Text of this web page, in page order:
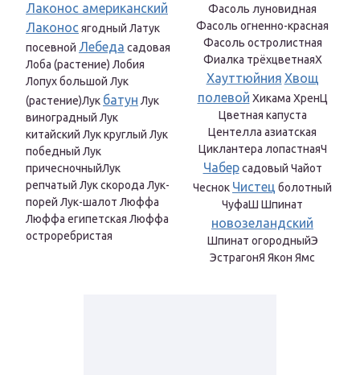
Лаконос американский
Лаконос ягодный Латук
посевной Лебеда садовая
Лоба (растение) Лобия
Лопух большой Лук
(растение)Лук батун Лук
виноградный Лук
китайский Лук круглый Лук
победный Лук
причесночныйЛук
репчатый Лук скорода Лук-
порей Лук-шалот Люффа
Люффа египетская Люффа
остроребристая
Фасоль луновидная
Фасоль огненно-красная
Фасоль остролистная
Фиалка трёхцветнаяХ
Хауттюйния Хвощ
полевой Хикама ХренЦ
Цветная капуста
Центелла азиатская
Циклантера лопастнаяЧ
Чаберсадовый Чайот
Чеснок Чистец болотный
ЧуфаШ Шпинат
новозеландский
Шпинат огородныйЭ
ЭстрагонЯ Якон Ямс